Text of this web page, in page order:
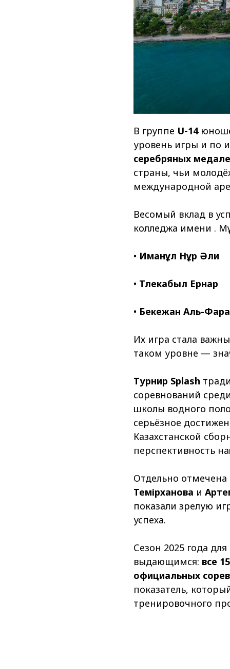
В группе U-14
уровень игры и по
серебряных
страны, чьи
международной
Весомый вклад в
колледжа имени Қ.
• Иманқұл Нұр Әли
• Тлекқабыл Ернар
• Бекежан Аль-
Их игра стала
таком уровне —
Турнир Splash
соревнований
школы водного
серьёзное
Казахстанской
перспективность
Отдельно
Темірханова и
показали зрелую
успеха.
Сезон 2025 года
выдающимся: все
официальных
показатель,
тренировочного